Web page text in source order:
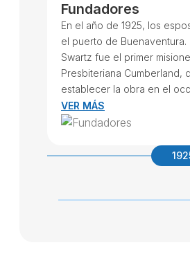
Fundadores
En el año de 1925, los
el puerto de Buenaventura.
Swartz fue el primer
Presbiteriana Cumberland,
establecer la obra en el
VER MÁS